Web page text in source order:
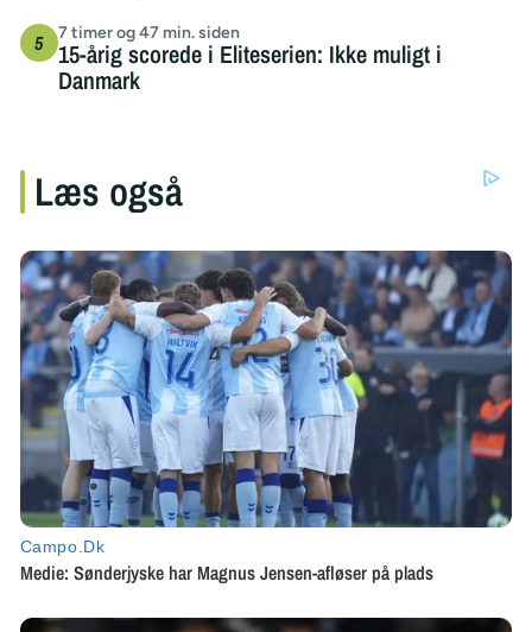
7 timer og 47 min. siden
15-årig scorede i Eliteserien: Ikke muligt i
Danmark